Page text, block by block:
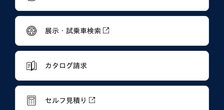
展示・試乗車検索
カタログ請求
セルフ見積り